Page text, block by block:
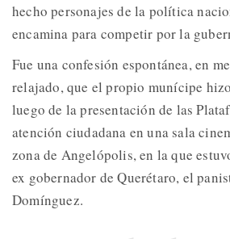
hecho personajes de la política
encamina para competir por la
Fue una confesión espontánea, en
relajado, que el propio munícipe
luego de la presentación de las
atención ciudadana en una sala
zona de Angelópolis, en la que
ex gobernador de Querétaro, el
Domínguez.